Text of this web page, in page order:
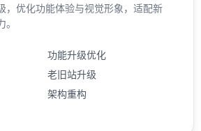
，优化功能体验与视觉形象，适配新
功能升级优化
老旧站升级
架构重构